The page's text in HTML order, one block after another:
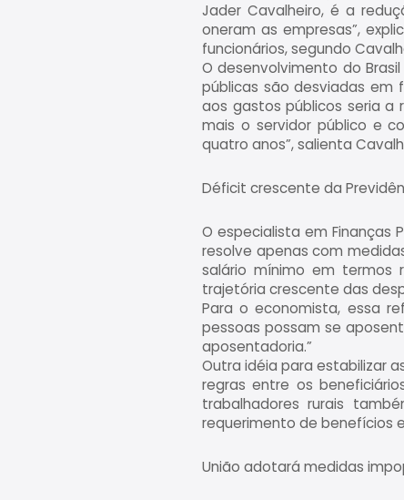
Jader Cavalheiro, é a
oneram as empresas”,
funcionários, segundo
O desenvolvimento do
públicas são desviadas em
aos gastos públicos seria a
mais o servidor público e
quatro anos”, salienta
Déficit crescente da
O especialista em Finanças
resolve apenas com
salário mínimo em termos
trajetória crescente das
Para o economista, essa
pessoas possam se
aposentadoria.”
Outra idéia para estabilizar
regras entre os
trabalhadores rurais
requerimento de benefícios
União adotará medidas